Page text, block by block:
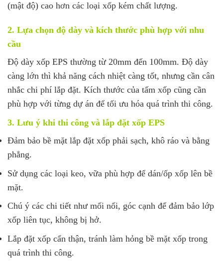
(mật độ) cao hơn các loại xốp kém chất lượng.
2. Lựa chọn độ dày và kích thước phù hợp với nhu
cầu
Độ dày xốp EPS thường từ 20mm đến 100mm. Độ dày
càng lớn thì khả năng cách nhiệt càng tốt, nhưng cần cân
nhắc chi phí lắp đặt. Kích thước của tấm xốp cũng cần
phù hợp với từng dự án để tối ưu hóa quá trình thi công.
3. Lưu ý khi thi công và lắp đặt xốp EPS
Đảm bảo bề mặt lắp đặt xốp phải sạch, khô ráo và bằng
phẳng.
Sử dụng các loại keo, vữa phù hợp để dán/ốp xốp lên bề
mặt.
Chú ý các chi tiết như mối nối, góc cạnh để đảm bảo lớp
xốp liên tục, không bị hở.
Lắp đặt xốp cẩn thận, tránh làm hỏng bề mặt xốp trong
quá trình thi công.